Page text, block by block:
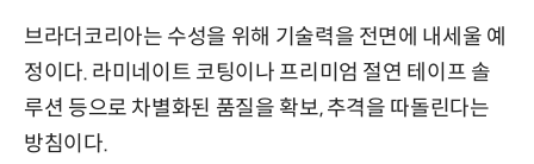
브라더코리아는 수성을 위해 기술력을 전면에 내세울 예
정이다. 라미네이트 코팅이나 프리미엄 절연 테이프 솔
루션 등으로 차별화된 품질을 확보, 추격을 따돌린다는
방침이다.